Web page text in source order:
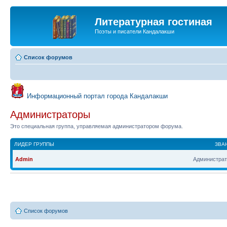
Литературная гостиная
Поэты и писатели Кандалакши
Список форумов
Информационный портал города Кандалакши
Администраторы
Это специальная группа, управляемая администратором форума.
ЛИДЕР ГРУППЫ
Admin
Список форумов